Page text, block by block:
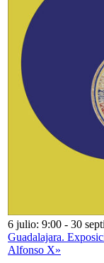
6 julio: 9:00 - 30
Guadalajara.
Alfonso X»